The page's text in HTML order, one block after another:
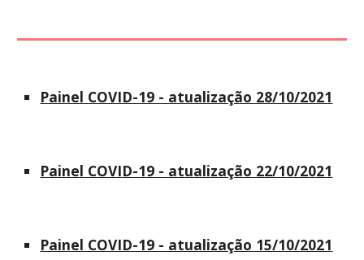
Painel COVID-19 - atualização 28/10/2021
Painel COVID-19 - atualização 22/10/2021
Painel COVID-19 - atualização 15/10/2021